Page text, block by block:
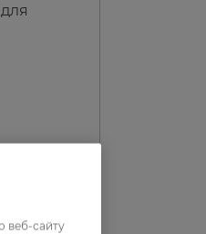
веб-сайту